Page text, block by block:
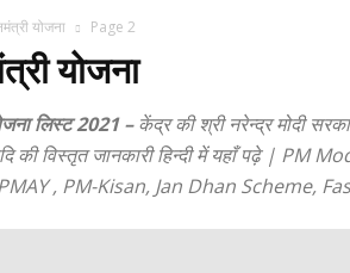
योजना Page 2
योजना
लिस्ट 2021 –केंद्र की श्री नरेन्द्र मोदी
की विस्तृत जानकारी हिन्दी में यहाँ पढ़े
, PM-Kisan, Jan Dhan Scheme,